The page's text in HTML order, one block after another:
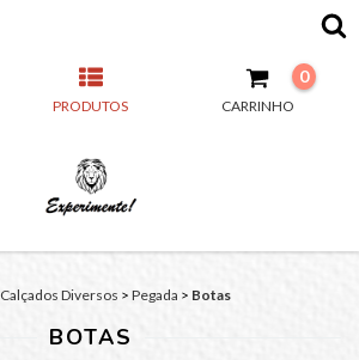
PRODUTOS CARRINHO
0
Calçados Diversos > Pegada > Botas
BOTAS